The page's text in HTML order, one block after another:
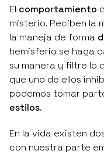
El comportamiento
misterio. Reciben la
la maneja de forma
hemisferio se haga
su manera y filtre lo
que uno de ellos
podemos tomar
estilos.
En la vida existen
con nuestra parte